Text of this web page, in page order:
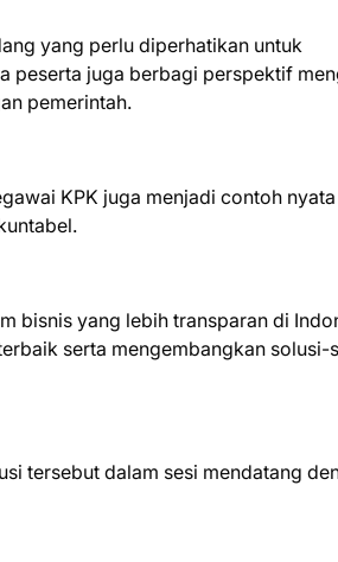
yang perlu diperhatikan untuk
peserta juga berbagi perspektif
pemerintah.
KPK juga menjadi contoh nyata
bisnis yang lebih transparan di
serta mengembangkan solusi-
tersebut dalam sesi mendatang